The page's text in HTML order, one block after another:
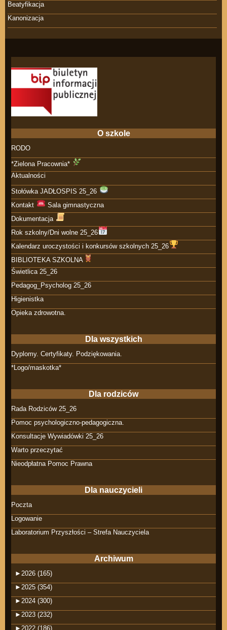
Beatyfikacja
Kanonizacja
O szkole
RODO
*Zielona Pracownia*
Aktualności
Stołówka JADŁOSPIS 25_26
Kontakt
Sala gimnastyczna
Dokumentacja
Rok szkolny/Dni wolne 25_26
Kalendarz uroczystości i konkursów szkolnych 25_26
BIBLIOTEKA SZKOLNA
Świetlica 25_26
Pedagog_Psycholog 25_26
Higienistka
Opieka zdrowotna.
Dla wszystkich
Dyplomy. Certyfikaty. Podziękowania.
*Logo/maskotka*
Dla rodziców
Rada Rodziców 25_26
Pomoc psychologiczno-pedagogiczna.
Konsultacje Wywiadówki 25_26
Warto przeczytać
Nieodpłatna Pomoc Prawna
Dla nauczycieli
Poczta
Logowanie
Laboratorium Przyszłości – Strefa Nauczyciela
Archiwum
► 2026 (165)
► 2025 (354)
► 2024 (300)
► 2023 (232)
► 2022 (186)